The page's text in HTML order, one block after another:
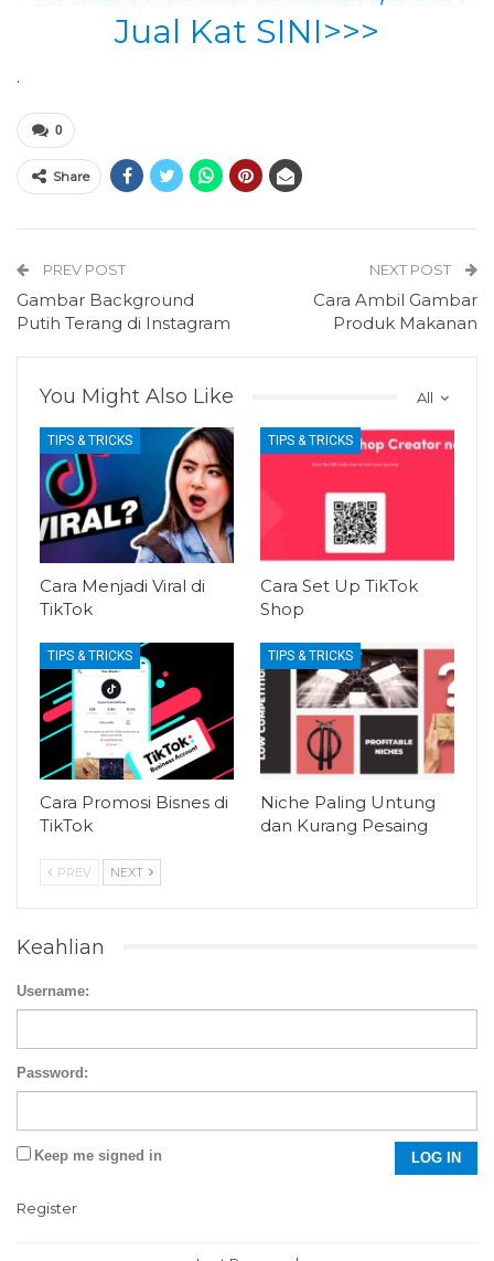
Jual Kat SINI>>>
.
0
Share
PREV POST
Gambar Background
Putih Terang di Instagram
NEXT POST
Cara Ambil Gambar
Produk Makanan
All
You Might Also Like
TIPS & TRICKS
Cara Menjadi Viral di
TikTok
TIPS & TRICKS
Cara Set Up TikTok
Shop
TIPS & TRICKS
Cara Promosi Bisnes di
TikTok
TIPS & TRICKS
Niche Paling Untung
dan Kurang Pesaing
PREV NEXT
Keahlian
Username:
Password:
Keep me signed in LOG IN
Register